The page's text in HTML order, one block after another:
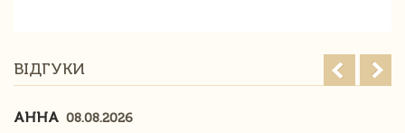
ВІДГУКИ
АННА 08.08.2026